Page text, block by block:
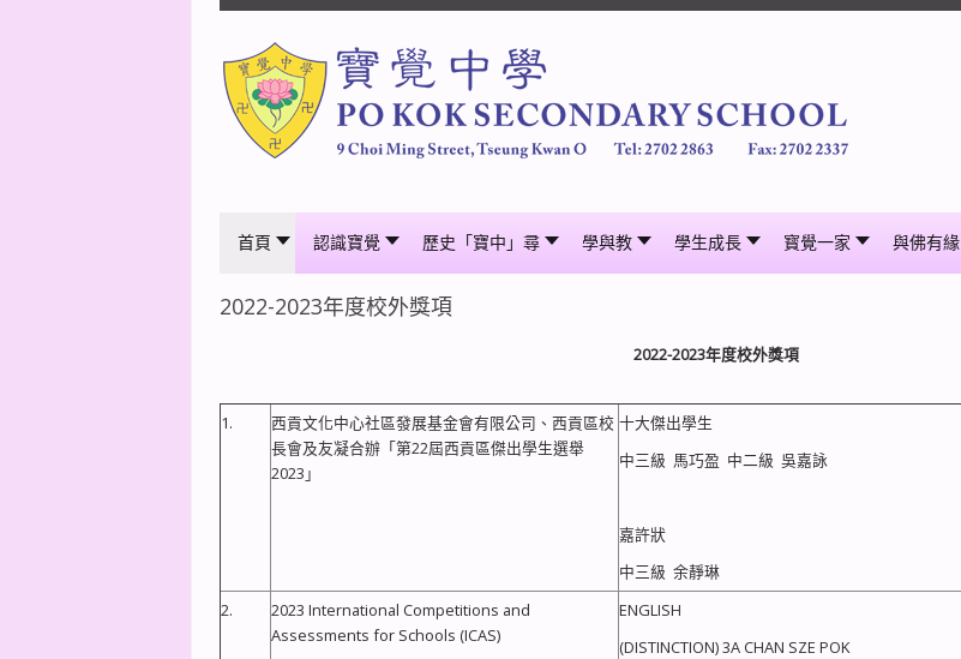
首頁 認識寶覺 歷史「寶中」尋 學與教 學生成長 寳覺一家 與佛有緣
2022-2023年度校外獎項
2022-2023年度校外獎項
1.
西貢文化中心社區發展基金會有限公司、西貢區校
長會及友凝合辦「第22屆西貢區傑出學生選舉
2023」
十大傑出學生
中三級 馬巧盈 中二級 吳嘉詠
嘉許狀
中三級 余靜琳
2.
2023 International Competitions and
Assessments for Schools (ICAS)
ENGLISH
(DISTINCTION) 3A CHAN SZE POK